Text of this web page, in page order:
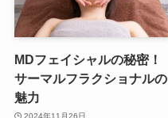
MDフェイシャルの秘密！
サーマルフラクショナルの
魅力
2024年11月26日